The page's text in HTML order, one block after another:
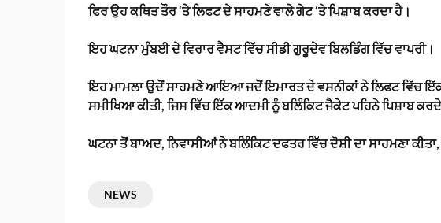
ਫਿਰ ਉਹ ਕਥਿਤ ਤੌਰ ‘ਤੇ ਲਿਫਟ ਦੇ ਸਾਹਮਣੇ ਵਾਲੇ ਗੇਟ ‘ਤੇ ਪਿਸ਼ਾਬ ਕਰਦਾ ਹੈ।
ਇਹ ਘਟਨਾ ਮੁੰਬਈ ਦੇ ਵਿਰਾਰ ਵੈਸਟ ਵਿੱਚ ਸੀਡੀ ਗੁਰੂਦੇਵ ਬਿਲਡਿੰਗ ਵਿੱਚ ਵਾਪਰੀ।
ਇਹ ਮਾਮਲਾ ਉਦੋਂ ਸਾਹਮਣੇ ਆਇਆ ਜਦੋਂ ਇਮਾਰਤ ਦੇ ਵਸਨੀਕਾਂ ਨੇ ਲਿਫਟ ਵਿੱਚ
ਸਮੀਖਿਆ ਕੀਤੀ, ਜਿਸ ਵਿੱਚ ਇੱਕ ਆਦਮੀ ਨੂੰ ਬਲਿੰਕਿਟ ਜੈਕੇਟ ਪਹਿਨੇ ਪਿਸ਼ਾਬ
ਘਟਨਾ ਤੋਂ ਬਾਅਦ, ਨਿਵਾਸੀਆਂ ਨੇ ਬਲਿੰਕਿਟ ਦਫਤਰ ਵਿੱਚ ਦੋਸ਼ੀ ਦਾ ਸਾਹਮਣਾ
NEWS